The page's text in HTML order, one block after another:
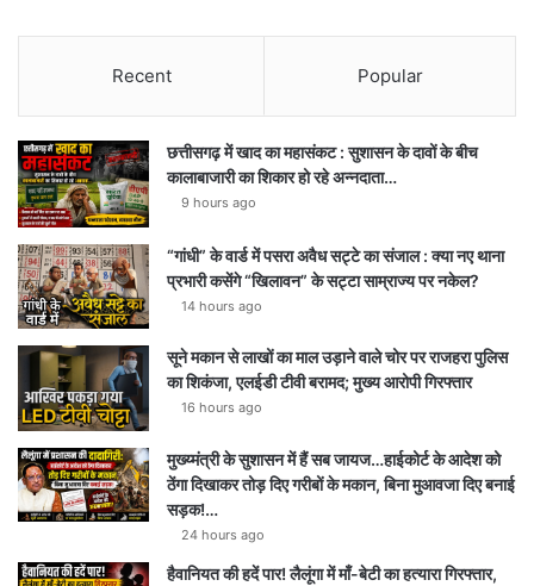
T
u
b
e
t
a
r
m
e
g
a
a
t
s
p
Recent Popular
छत्तीसगढ़ में खाद का महासंकट : सुशासन के दावों के बीच
कालाबाजारी का शिकार हो रहे अन्नदाता…
9 hours ago
“गांधी” के वार्ड में पसरा अवैध सट्टे का संजाल : क्या नए थाना
प्रभारी कसेंगे “खिलावन” के सट्टा साम्राज्य पर नकेल?
14 hours ago
सूने मकान से लाखों का माल उड़ाने वाले चोर पर राजहरा पुलिस
का शिकंजा, एलईडी टीवी बरामद; मुख्य आरोपी गिरफ्तार
16 hours ago
मुख्य्मंत्री के सुशासन में हैं सब जायज…हाईकोर्ट के आदेश को
ठेंगा दिखाकर तोड़ दिए गरीबों के मकान, बिना मुआवजा दिए बनाई
सड़क!…
24 hours ago
हैवानियत की हदें पार! लैलूंगा में माँ-बेटी का हत्यारा गिरफ्तार,